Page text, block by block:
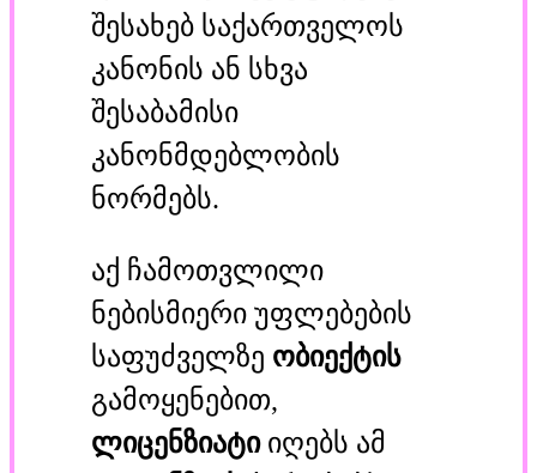
შესახებ საქართველოს
კანონის ან სხვა
შესაბამისი
კანონმდებლობის
ნორმებს.
აქ ჩამოთვლილი
ნებისმიერი უფლებების
საფუძველზე ობიექტის
გამოყენებით,
ლიცენზიატი იღებს ამ